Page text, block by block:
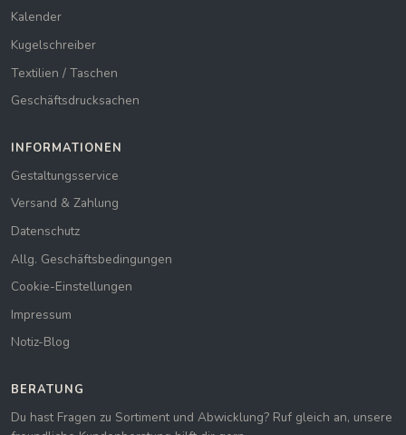
Kalender
Kugelschreiber
Textilien / Taschen
Geschäftsdrucksachen
INFORMATIONEN
Gestaltungsservice
Versand & Zahlung
Datenschutz
Allg. Geschäftsbedingungen
Cookie-Einstellungen
Impressum
Notiz-Blog
BERATUNG
Du hast Fragen zu Sortiment und Abwicklung? Ruf gleich an, unsere